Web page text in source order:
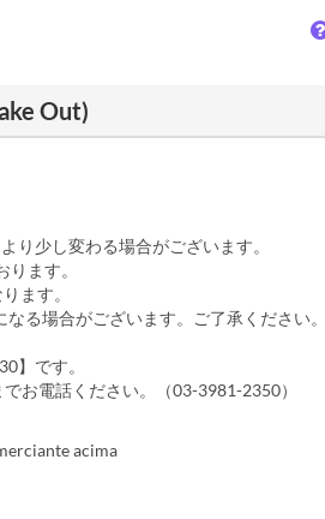
Out)
り少し変わる場合がございます。
おります。
ます。
る場合がございます。ご了承ください。
】です。
お電話ください。（03-3981-2350）
acima